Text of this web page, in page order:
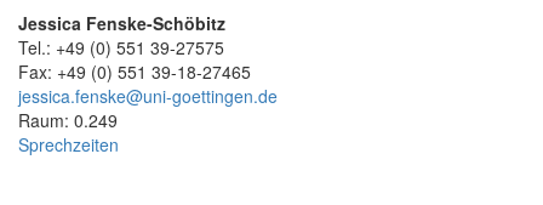
Jessica Fenske-Schöbitz
Tel.: +49 (0) 551 39-27575
Fax: +49 (0) 551 39-18-27465
jessica.fenske@uni-goettingen.de
Raum: 0.249
Sprechzeiten